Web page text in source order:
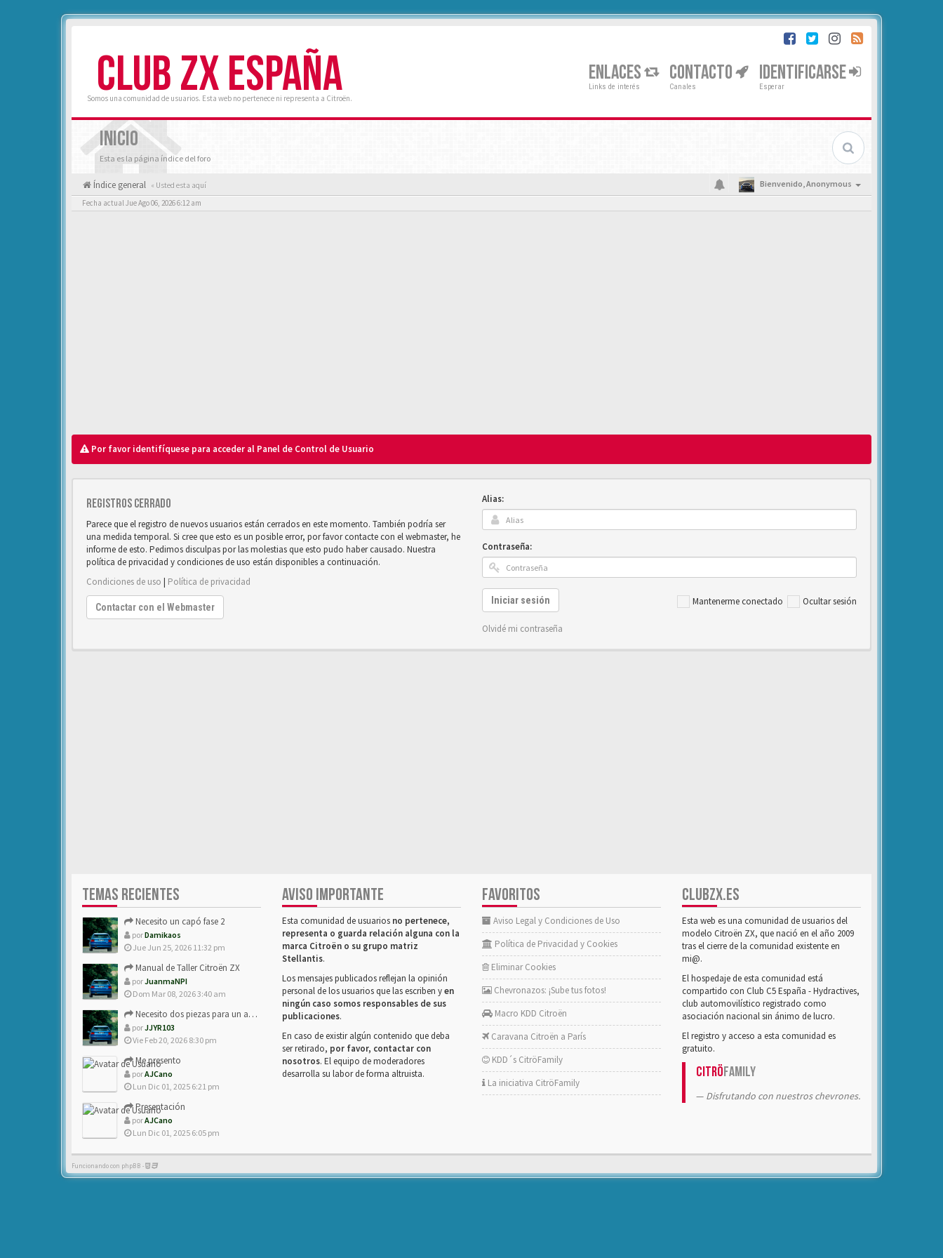
CLUB ZX ESPAÑA
Somos una comunidad de usuarios. Esta web no pertenece ni representa a Citroën.
ENLACES
Links de interés
CONTACTO
Canales
IDENTIFICARSE
Esperar
INICIO
Esta es la página índice del foro
Índice general « Usted esta aquí Bienvenido,Anonymous
Fecha actual Jue Ago 06, 2026 6:12 am
Por favor identifíquese para acceder al Panel de Control de Usuario
Registros cerrado
Parece que el registro de nuevos usuarios están cerrados en este momento. También podría ser
una medida temporal. Si cree que esto es un posible error, por favor contacte con el webmaster, he
informe de esto. Pedimos disculpas por las molestias que esto pudo haber causado. Nuestra
política de privacidad y condiciones de uso están disponibles a continuación.
Condiciones de uso | Política de privacidad
Contactar con el Webmaster
Alias:
Contraseña:
Mantenerme conectado Ocultar sesión
Iniciar sesión
Olvidé mi contraseña
TEMAS RECIENTES
Necesito un capó fase 2
porDamikaos
Jue Jun 25, 2026 11:32 pm
Manual de Taller Citroën ZX
porJuanmaNPI
Dom Mar 08, 2026 3:40 am
Necesito dos piezas para un amigo con ZX.
porJJYR103
Vie Feb 20, 2026 8:30 pm
Me presento
porAJCano
Lun Dic 01, 2025 6:21 pm
Presentación
porAJCano
Lun Dic 01, 2025 6:05 pm
AVISO IMPORTANTE
Esta comunidad de usuarios no pertenece,
representa o guarda relación alguna con la
marca Citroën o su grupo matriz
Stellantis.
Los mensajes publicados reflejan la opinión
personal de los usuarios que las escriben yen
ningún caso somos responsables de sus
publicaciones.
En caso de existir algún contenido que deba
ser retirado, por favor, contactar con
nosotros. El equipo de moderadores
desarrolla su labor de forma altruista.
FAVORITOS
Aviso Legal y Condiciones de Uso
Política de Privacidad y Cookies
Eliminar Cookies
Chevronazos: ¡Sube tus fotos!
Macro KDD Citroën
Caravana Citroën a París
KDD´s CitröFamily
La iniciativa CitröFamily
CLUBZX.ES
Esta web es una comunidad de usuarios del
modelo Citroën ZX, que nació en el año 2009
tras el cierre de la comunidad existente en
mi@.
El hospedaje de esta comunidad está
compartido con Club C5 España - Hydractives,
club automovilístico registrado como
asociación nacional sin ánimo de lucro.
El registro y acceso a esta comunidad es
gratuito.
CitröFamily
Disfrutando con nuestros chevrones.
Funcionando con phpBB -